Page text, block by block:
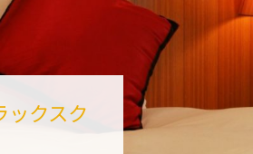
ックスク